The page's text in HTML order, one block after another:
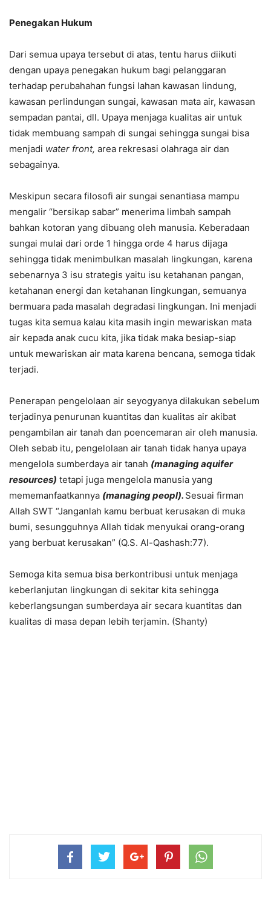
Penegakan Hukum
Dari semua upaya tersebut di atas, tentu harus diikuti
dengan upaya penegakan hukum bagi pelanggaran
terhadap perubahahan fungsi lahan kawasan lindung,
kawasan perlindungan sungai, kawasan mata air, kawasan
sempadan pantai, dll. Upaya menjaga kualitas air untuk
tidak membuang sampah di sungai sehingga sungai bisa
menjadi water front, area rekresasi olahraga air dan
sebagainya.
Meskipun secara filosofi air sungai senantiasa mampu
mengalir “bersikap sabar” menerima limbah sampah
bahkan kotoran yang dibuang oleh manusia. Keberadaan
sungai mulai dari orde 1 hingga orde 4 harus dijaga
sehingga tidak menimbulkan masalah lingkungan, karena
sebenarnya 3 isu strategis yaitu isu ketahanan pangan,
ketahanan energi dan ketahanan lingkungan, semuanya
bermuara pada masalah degradasi lingkungan. Ini menjadi
tugas kita semua kalau kita masih ingin mewariskan mata
air kepada anak cucu kita, jika tidak maka besiap-siap
untuk mewariskan air mata karena bencana, semoga tidak
terjadi.
Penerapan pengelolaan air seyogyanya dilakukan sebelum
terjadinya penurunan kuantitas dan kualitas air akibat
pengambilan air tanah dan poencemaran air oleh manusia.
Oleh sebab itu, pengelolaan air tanah tidak hanya upaya
mengelola sumberdaya air tanah (managing aquifer
resources) tetapi juga mengelola manusia yang
mememanfaatkannya (managing peopl). Sesuai firman
Allah SWT “Janganlah kamu berbuat kerusakan di muka
bumi, sesungguhnya Allah tidak menyukai orang-orang
yang berbuat kerusakan” (Q.S. Al-Qashash:77).
Semoga kita semua bisa berkontribusi untuk menjaga
keberlanjutan lingkungan di sekitar kita sehingga
keberlangsungan sumberdaya air secara kuantitas dan
kualitas di masa depan lebih terjamin. (Shanty)